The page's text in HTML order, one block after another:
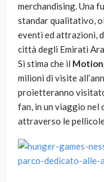
merchandising. Una
standar qualitativo,
eventi ed attrazioni,
città degli Emirati
Si stima che il
milioni di visite
proietteranno
fan, in un viaggio nel
attraverso le